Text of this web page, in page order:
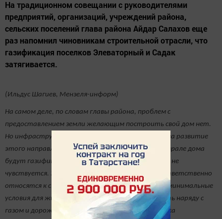
На традиционном совещании с руководителями
предприятий, организаций, учреждений района,
сельских поселений глава района Айдар Салахов еще
раз напомнил чиновникам строительной отрасли, что
газификация поселков Элеваторный и Садак
затягивается.
(Ильдус Шагиев, Мензеля-информ)
На самом деле, по словам главы района, проблем с
предоставлением земли желающим построить свой дом нет.
Но инфраструктура отстает. Ответственные за развитие
этого направления чиновники обещали, что в феврале дома
будут газифицированы. Прошел март. Запах газа не
чувствуется. Энергетики, Коммунальные сети ответственно
относятся к своей работе, в этих поселках есть минимальные
условия для жизни. Как-то и не хочется поднимать наряду с
газом и дорожную проблему. Грязь из этого поселка